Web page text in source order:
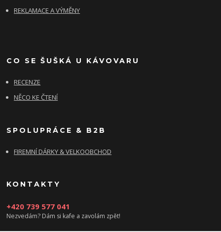
REKLAMACE A VÝMĚNY
CO SE ŠUŠKÁ U KÁVOVARU
RECENZE
NĚCO KE ČTENÍ
SPOLUPRÁCE & B2B
FIREMNÍ DÁRKY & VELKOOBCHOD
KONTAKTY
+420 739 577 041
Nezvedám? Dám si kafe a zavolám zpět!